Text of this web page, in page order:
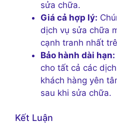
sửa chữa.
Giá cả hợp lý:
dịch vụ sửa chữa
cạnh tranh nhất
Bảo hành dài hạn:
cho tất cả các
khách hàng yên
sau khi sửa chữa.
Kết Luận